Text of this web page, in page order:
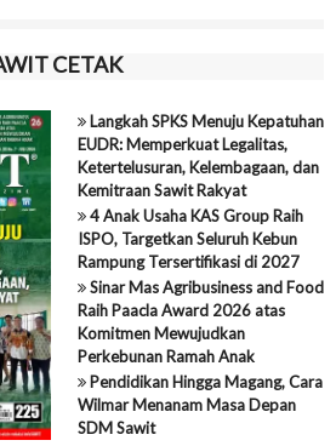
CETAK
Langkah SPKS Menuju Kepatuhan
EUDR: Memperkuat Legalitas,
Ketertelusuran, Kelembagaan, dan
Kemitraan Sawit Rakyat
4 Anak Usaha KAS Group Raih
ISPO, Targetkan Seluruh Kebun
Rampung Tersertifikasi di 2027
Sinar Mas Agribusiness and Food
Raih Paacla Award 2026 atas
Komitmen Mewujudkan
Perkebunan Ramah Anak
Pendidikan Hingga Magang, Cara
Wilmar Menanam Masa Depan
SDM Sawit